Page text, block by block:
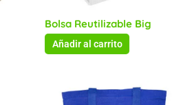
Bolsa Reutilizable Big
Añadir al carrito